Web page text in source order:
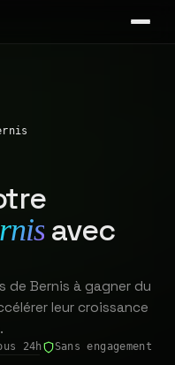
avec
de Bernis à gagner du
leur croissance
24h Sans engagement